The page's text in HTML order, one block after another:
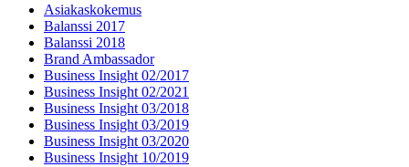
Asiakaskokemus
Balanssi 2017
Balanssi 2018
Brand Ambassador
Business Insight 02/2017
Business Insight 02/2021
Business Insight 03/2018
Business Insight 03/2019
Business Insight 03/2020
Business Insight 10/2019